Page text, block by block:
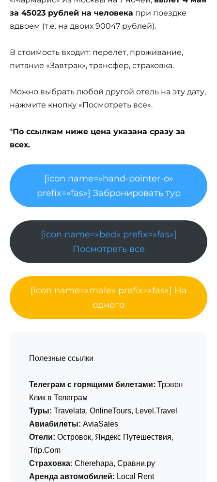
за 45023 рублей на человека при поездке
вдвоем (т.е. на двоих 90047 рублей).
В стоимость входит: перелет, проживание,
питание «Завтрак», трансфер, страховка.
Можно выбрать любой другой отель на эту дату,
нажмите кнопку «Посмотреть все».
*По ссылкам ниже цена указана сразу за
всех.
[icon name=»hand-pointer-o»
prefix=»fas»] Забронировать тур
[icon name=»bed» prefix=»fas»]
Посмотреть все
[icon name=»male» prefix=»fas»] На
одного
Полезные ссылки
Телеграм с горящими билетами: Трэвел
Клик в Телеграм
Туры: Travelata, OnlineTours, Level.Travel
Авиабилеты: AviaSales
Отели: Островок, Яндекс Путешествия,
Trip.Com
Страховка: Cherehapa, Сравни.ру
Аренда автомобилей: Local Rent